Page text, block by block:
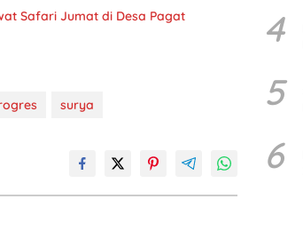
Safari Jumat di Desa Pagat
surya
4
5
6